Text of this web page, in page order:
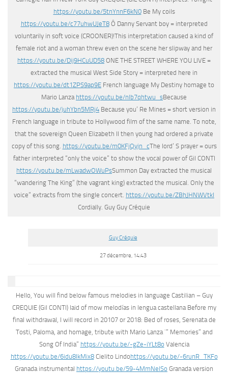
https://youtu.be/5tnYnnF6kN0Be My coils
https://youtu.be/c77uhwUJeT8Ô Danny Servant boy = interpreted
voluntarily in soft voice (CROONER)!This interpretation caused a kind of
female riot and a woman threw even on the scene her slipway and her
https://youtu.be/Dij9HCuUD58 ONE THE STREET WHERE YOU LIVE =
extracted the musical West Side Story = interpreted here in
https://youtu.be/dt1ZPS9ap9E French language My Destiny homage to
Mario Lanza https://youtu.be/nlb7qhtwu_sBecause
https://youtu.be/juhYbn5MRj4 Because you’ Re Mines = short version in
French language in tribute to Hollywood film of the same name. To note,
that the sovereign Queen Elizabeth II then young had ordered a private
copy of this song. https://youtu.be/m0KFjQyjn_cThe lord’ S prayer = ours
father interpreted “only the voice” to show the vocal power of Gil CONTI
https://youtu.be/mLwadwOWuPsSummon Day extracted the musical
“wandering The King” (the vagrant king) extracted the musical. Only the
voice” extracts from the single concert. https://youtu.be/ZBhJHNWVtkI
Cordially. Guy Guy Créquie
Guy Créquie
27 décembre, 14:43
Hello, You will find below famous melodies in language Castilian – Guy
CREQUIE (Gil CONTI) laid of mow melodías in lengua castellana Before my
final withdrawal, I will record in 20107 or 2018: Bed of roses, Serenata de
Tosti, Paloma, and homage, tribute with Mario Lanza `” Memories” and
Song Of India” https://youtu.be/-gZe-iYLt8oValencia
https://youtu.be/6idu8lkMix8Cielito Lindohttps://youtu.be/-6runR_TKFo
Granada instrumental https://youtu.be/59-4MmNelSo Granada version